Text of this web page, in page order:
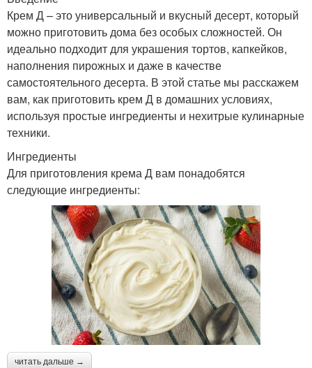
Крем Д – это универсальный и вкусный десерт, который
можно приготовить дома без особых сложностей. Он
идеально подходит для украшения тортов, капкейков,
наполнения пирожных и даже в качестве
самостоятельного десерта. В этой статье мы расскажем
вам, как приготовить крем Д в домашних условиях,
используя простые ингредиенты и нехитрые кулинарные
техники.
Ингредиенты
Для приготовления крема Д вам понадобятся
следующие ингредиенты:
читать дальше →